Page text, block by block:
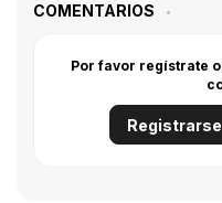
COMENTARIOS
Por favor regístrate
Registrarse